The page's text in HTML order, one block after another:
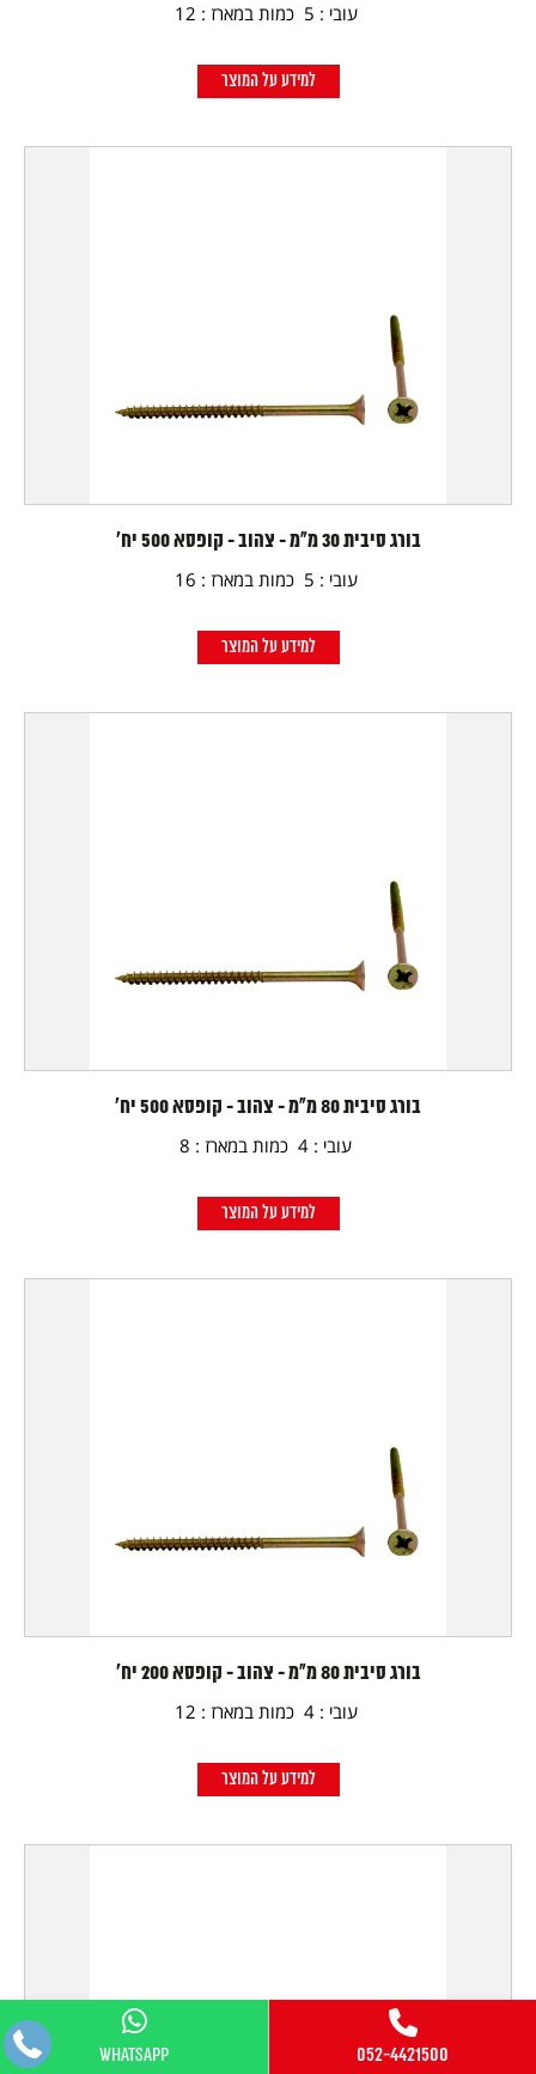
עובי : 5 כמות במארז : 12
למידע על המוצר
בורג סיבית 30 מ"מ - צהוב - קופסא 500 יח'
עובי : 5 כמות במארז : 16
למידע על המוצר
בורג סיבית 80 מ"מ - צהוב - קופסא 500 יח'
עובי : 4 כמות במארז : 8
למידע על המוצר
בורג סיבית 80 מ"מ - צהוב - קופסא 200 יח'
עובי : 4 כמות במארז : 12
למידע על המוצר
052-4421500
WhatsApp